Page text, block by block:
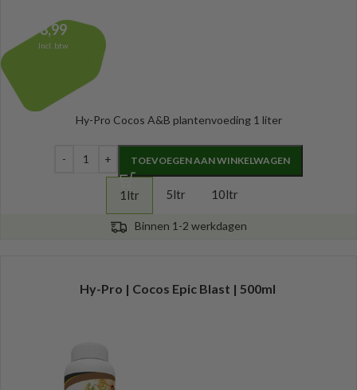
8,99
Incl. btw
Hy-Pro Cocos A&B plantenvoeding 1 liter
TOEVOEGEN AAN WINKELWAGEN
1ltr 5ltr 10ltr
Binnen 1-2 werkdagen
Hy-Pro | Cocos Epic Blast | 500ml